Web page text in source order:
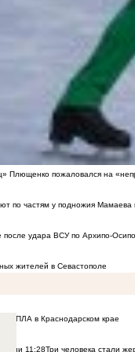
Плющенко пожаловался на
по частям у подножия Мамаева
удара ВСУ по Архипо-
жителей в Севастополе
БПЛА в Краснодарском крае
11:28Три человека стали